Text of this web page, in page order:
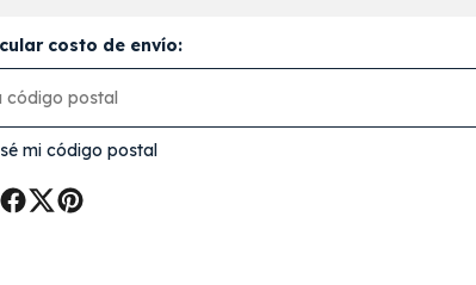
costo de envío:
mi código postal